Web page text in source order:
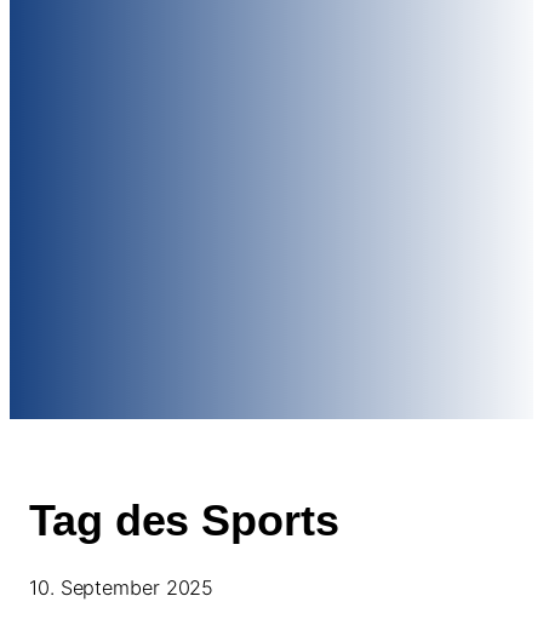
Tag des Sports
10. September 2025